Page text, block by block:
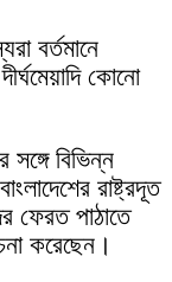
বর্তমানে
কোনো
সঙ্গে বিভিন্ন
রাষ্ট্রদূত
ফেরত পাঠাতে
করেছেন।